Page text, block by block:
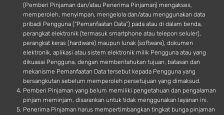
(Pemberi Pinjaman dan/atau Penerima Pinjaman) mengakses,
memperoleh, menyimpan, mengelola dan/atau menggunakan data
pribadi Pengguna (“Pemanfaatan Data”) pada atau di dalam benda,
perangkat elektronik (termasuk smartphone atau telepon seluler),
perangkat keras (hardware) maupun lunak (software), dokumen
elektronik, aplikasi atau sistem elektronik milik Pengguna atau yang
dikuasai Pengguna, dengan memberitahukan tujuan, batasan dan
mekanisme Pemanfaatan Data tersebut kepada Pengguna yang
bersangkutan sebelum memperoleh persetujuan yang dimaksud.
Pemberi Pinjaman yang belum memiliki pengetahuan dan pengalaman
pinjam meminjam, disarankan untuk tidak menggunakan layanan ini.
Penerima Pinjaman harus mempertimbangkan tingkat bunga pinjaman